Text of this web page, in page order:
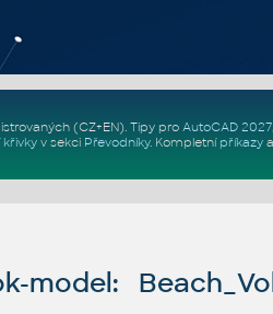
(CZ+EN). Tipy pro AutoCAD 2027
křivkyv sekci Převodníky. Kompletní příkazya
model: